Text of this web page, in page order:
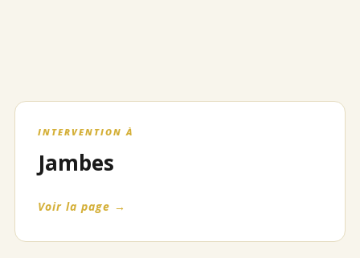
INTERVENTION À
Jambes
Voir la page →